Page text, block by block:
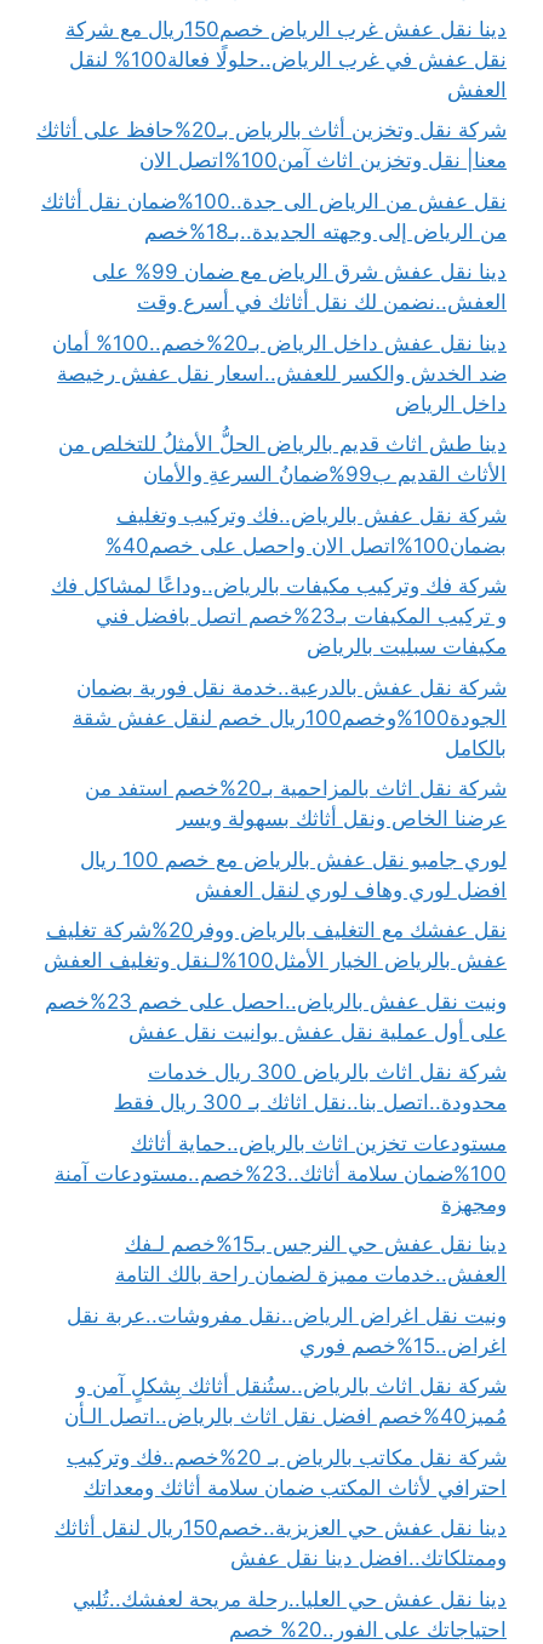
دينا نقل عفش غرب الرياض خصم150ريال مع شركة
نقل عفش في غرب الرياض..حلولًا فعالة100% لنقل
العفش
شركة نقل وتخزين أثاث بالرياض بـ20%حافظ على أثاثك
معنا| نقل وتخزين اثاث آمن100%اتصل الان
نقل عفش من الرياض الى جدة..100%ضمان نقل أثاثك
من الرياض إلى وجهته الجديدة..بـ18%خصم
دينا نقل عفش شرق الرياض مع ضمان 99% على
العفش..نضمن لك نقل أثاثك في أسرع وقت
دينا نقل عفش داخل الرياض بـ20%خصم..100% أمان
ضد الخدش والكسر للعفش..اسعار نقل عفش رخيصة
داخل الرياض
دينا طش اثاث قديم بالرياض الحلُّ الأمثلُ للتخلص من
الأثاث القديم ب99%ضمانُ السرعةِ والأمان
شركة نقل عفش بالرياض..فك وتركيب وتغليف
بضمان100%اتصل الان واحصل على خصم40%
شركة فك وتركيب مكيفات بالرياض..وداعًا لمشاكل فك
و تركيب المكيفات بـ23%خصم اتصل بافضل فني
مكيفات سبليت بالرياض
شركة نقل عفش بالدرعية..خدمة نقل فورية بضمان
الجودة100%وخصم100ريال خصم لنقل عفش شقة
بالكامل
شركة نقل اثاث بالمزاحمية بـ20%خصم استفد من
عرضنا الخاص ونقل أثاثك بسهولة ويسر
لوري جامبو نقل عفش بالرياض مع خصم 100 ريال
افضل لوري وهاف لوري لنقل العفش
نقل عفشك مع التغليف بالرياض ووفر20%شركة تغليف
عفش بالرياض الخيار الأمثل100%لـنقل وتغليف العفش
ونيت نقل عفش بالرياض..احصل على خصم 23%خصم
على أول عملية نقل عفش بوانيت نقل عفش
شركة نقل اثاث بالرياض 300 ريال خدمات
محدودة..اتصل بنا..نقل اثاثك بـ 300 ريال فقط
مستودعات تخزين اثاث بالرياض..حماية أثاثك
100%ضمان سلامة أثاثك..23%خصم..مستودعات آمنة
ومجهزة
دينا نقل عفش حي النرجس بـ15%خصم لـفك
العفش..خدمات مميزة لضمان راحة بالك التامة
ونيت نقل اغراض الرياض..نقل مفروشات..عربة نقل
اغراض..15%خصم فوري
شركة نقل اثاث بالرياض..ستُنقل أثاثك بِشكلٍ آمن و
مُميز40%خصم افضل نقل اثاث بالرياض..اتصل الـأن
شركة نقل مكاتب بالرياض بـ 20%خصم..فك وتركيب
احترافي لأثاث المكتب ضمان سلامة أثاثك ومعداتك
دينا نقل عفش حي العزيزية..خصم150ريال لنقل أثاثك
وممتلكاتك..افضل دينا نقل عفش
دينا نقل عفش حي العليا..رحلة مريحة لعفشك..تُلبي
احتياجاتك على الفور..20% خصم